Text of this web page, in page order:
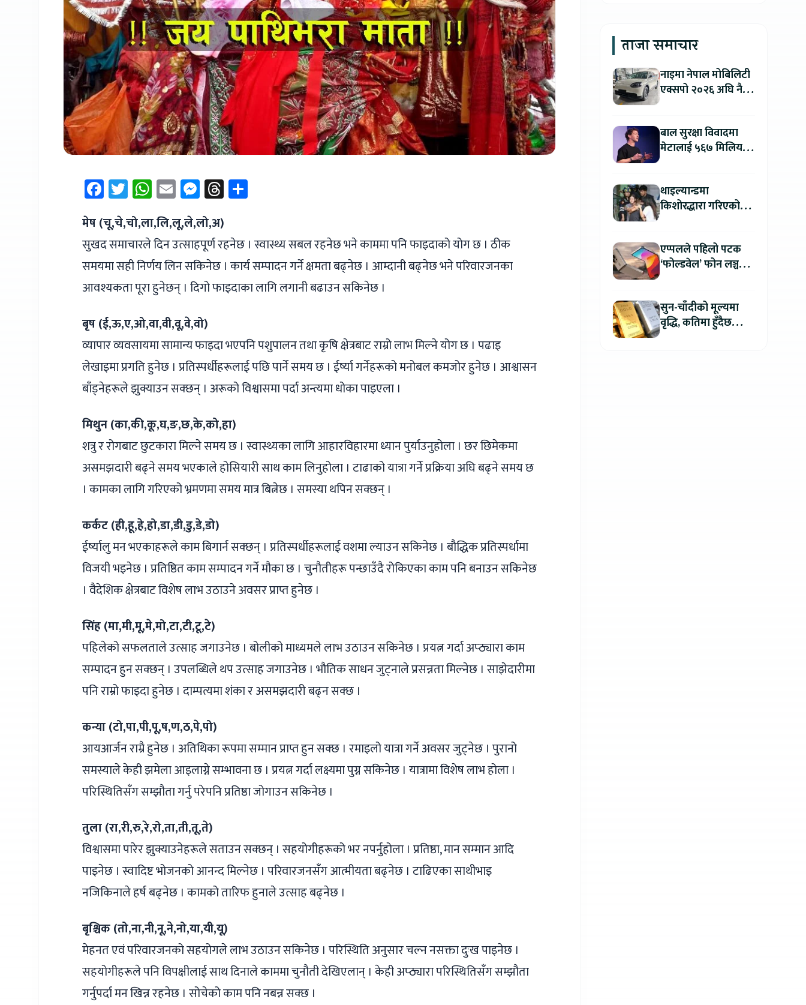
Facebook
Twitter
WhatsApp
EmailMessenger
Threads
मेष (चू,चे,चो,ला,लि,लू,ले,लो,अ)
सुखद समाचारले दिन उत्साहपूर्ण रहनेछ । स्वास्थ्य सबल रहनेछ भने काममा पनि फाइदाको योग छ । ठीक
समयमा सही निर्णय लिन सकिनेछ । कार्य सम्पादन गर्ने क्षमता बढ्नेछ । आम्दानी बढ्नेछ भने परिवारजनका
आवश्यकता पूरा हुनेछन् । दिगो फाइदाका लागि लगानी बढाउन सकिनेछ ।
बृष (ई,ऊ,ए,ओ,वा,वी,वू,वे,वो)
व्यापार व्यवसायमा सामान्य फाइदा भएपनि पशुपालन तथा कृषि क्षेत्रबाट राम्रो लाभ मिल्ने योग छ । पढाइ
लेखाइमा प्रगति हुनेछ । प्रतिस्पर्धीहरूलाई पछि पार्ने समय छ । ईर्ष्या गर्नेहरूको मनोबल कमजोर हुनेछ । आश्वासन
बाँड्नेहरूले झुक्याउन सक्छन् । अरूको विश्वासमा पर्दा अन्त्यमा धोका पाइएला ।
मिथुन (का,की,कू,घ,ङ,छ,के,को,हा)
शत्रु र रोगबाट छुटकारा मिल्ने समय छ । स्वास्थ्यका लागि आहारविहारमा ध्यान पुर्याउनुहोला । छर छिमेकमा
असमझदारी बढ्ने समय भएकाले होसियारी साथ काम लिनुहोला । टाढाको यात्रा गर्ने प्रक्रिया अघि बढ्ने समय छ
। कामका लागि गरिएको भ्रमणमा समय मात्र बित्नेछ । समस्या थपिन सक्छन् ।
कर्कट (ही,हू,हे,हो,डा,डी,डु,डे,डो)
ईर्ष्यालु मन भएकाहरूले काम बिगार्न सक्छन् । प्रतिस्पर्धीहरूलाई वशमा ल्याउन सकिनेछ । बौद्धिक प्रतिस्पर्धामा
विजयी भइनेछ । प्रतिष्ठित काम सम्पादन गर्ने मौका छ । चुनौतीहरू पन्छाउँदै रोकिएका काम पनि बनाउन सकिनेछ
। वैदेशिक क्षेत्रबाट विशेष लाभ उठाउने अवसर प्राप्त हुनेछ ।
सिंह (मा,मी,मू,मे,मो,टा,टी,टू,टे)
पहिलेको सफलताले उत्साह जगाउनेछ । बोलीको माध्यमले लाभ उठाउन सकिनेछ । प्रयत्न गर्दा अप्ठ्यारा काम
सम्पादन हुन सक्छन् । उपलब्धिले थप उत्साह जगाउनेछ । भौतिक साधन जुट्नाले प्रसन्नता मिल्नेछ । साझेदारीमा
पनि राम्रो फाइदा हुनेछ । दाम्पत्यमा शंका र असमझदारी बढ्न सक्छ ।
कन्या (टो,पा,पी,पू,ष,ण,ठ,पे,पो)
आयआर्जन राम्रै हुनेछ । अतिथिका रूपमा सम्मान प्राप्त हुन सक्छ । रमाइलो यात्रा गर्ने अवसर जुट्नेछ । पुरानो
समस्याले केही झमेला आइलाग्ने सम्भावना छ । प्रयत्न गर्दा लक्ष्यमा पुग्न सकिनेछ । यात्रामा विशेष लाभ होला ।
परिस्थितिसँग सम्झौता गर्नु परेपनि प्रतिष्ठा जोगाउन सकिनेछ ।
तुला (रा,री,रु,रे,रो,ता,ती,तू,ते)
विश्वासमा पारेर झुक्याउनेहरूले सताउन सक्छन् । सहयोगीहरूको भर नपर्नुहोला । प्रतिष्ठा, मान सम्मान आदि
पाइनेछ । स्वादिष्ट भोजनको आनन्द मिल्नेछ । परिवारजनसँग आत्मीयता बढ्नेछ । टाढिएका साथीभाइ
नजिकिनाले हर्ष बढ्नेछ । कामको तारिफ हुनाले उत्साह बढ्नेछ ।
बृश्चिक (तो,ना,नी,नू,ने,नो,या,यी,यू)
मेहनत एवं परिवारजनको सहयोगले लाभ उठाउन सकिनेछ । परिस्थिति अनुसार चल्न नसक्ता दुःख पाइनेछ ।
सहयोगीहरूले पनि विपक्षीलाई साथ दिनाले काममा चुनौती देखिएलान् । केही अप्ठ्यारा परिस्थितिसँग सम्झौता
गर्नुपर्दा मन खिन्न रहनेछ । सोचेको काम पनि नबन्न सक्छ ।
ताजा समाचार
नाइमा नेपाल मोबिलिटी
एक्सपो २०२६ अघि नै
बाल सुरक्षा विवादमा
मेटालाई ५६७ मिलियन
थाइल्यान्डमा
किशोरद्धारा गरिएको
एप्पलले पहिलो पटक
‘फोल्डवेल’ फोन लञ्च
सुन-चाँदीको मूल्यमा
वृद्धि, कतिमा हुँदैछ